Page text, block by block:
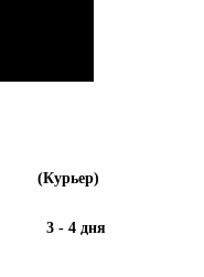
(Курьер)
3 - 4 дня